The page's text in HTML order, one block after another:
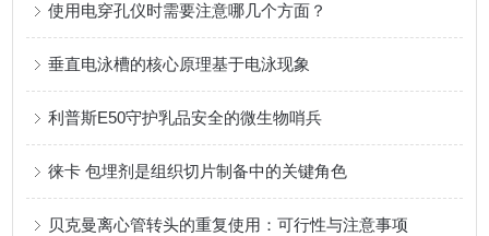
使用电穿孔仪时需要注意哪几个方面？
垂直电泳槽的核心原理基于电泳现象
利普斯E50守护乳品安全的微生物哨兵
徕卡 包埋剂是组织切片制备中的关键角色
贝克曼离心管转头的重复使用：可行性与注意事项